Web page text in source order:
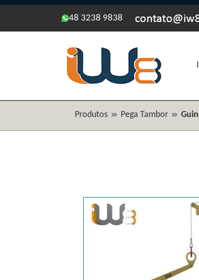
48 3238 9838
Produtos Pega Tambor